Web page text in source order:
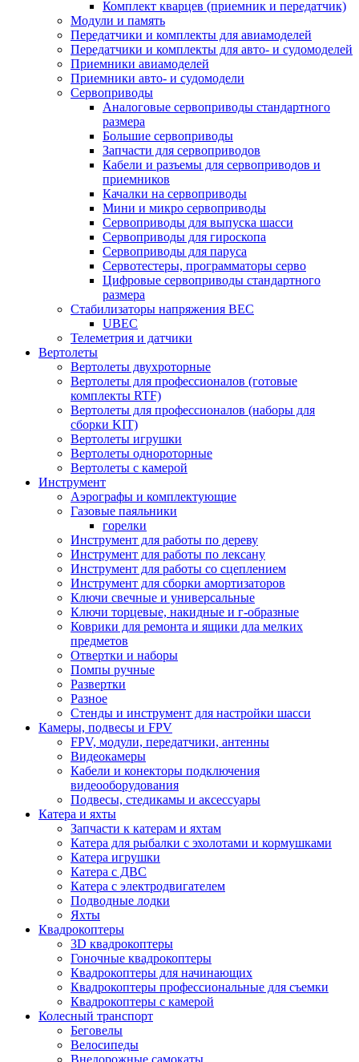
Комплект кварцев (приемник и передатчик)
Модули и память
Передатчики и комплекты для авиамоделей
Передатчики и комплекты для авто- и судомоделей
Приемники авиамоделей
Приемники авто- и судомодели
Сервоприводы
Аналоговые сервоприводы стандартного
размера
Большие сервоприводы
Запчасти для сервоприводов
Кабели и разъемы для сервоприводов и
приемников
Качалки на сервоприводы
Мини и микро сервоприводы
Сервоприводы для выпуска шасси
Сервоприводы для гироскопа
Сервоприводы для паруса
Сервотестеры, программаторы серво
Цифровые сервоприводы стандартного
размера
Стабилизаторы напряжения BEC
UBEC
Телеметрия и датчики
Вертолеты
Вертолеты двухроторные
Вертолеты для профессионалов (готовые
комплекты RTF)
Вертолеты для профессионалов (наборы для
сборки KIT)
Вертолеты игрушки
Вертолеты однороторные
Вертолеты с камерой
Инструмент
Аэрографы и комплектующие
Газовые паяльники
горелки
Инструмент для работы по дереву
Инструмент для работы по лексану
Инструмент для работы со сцеплением
Инструмент для сборки амортизаторов
Ключи свечные и универсальные
Ключи торцевые, накидные и г-образные
Коврики для ремонта и ящики дла мелких
предметов
Отвертки и наборы
Помпы ручные
Развертки
Разное
Стенды и инструмент для настройки шасси
Камеры, подвесы и FPV
FPV, модули, передатчики, антенны
Видеокамеры
Кабели и конекторы подключения
видеооборудования
Подвесы, стедикамы и аксессуары
Катера и яхты
Запчасти к катерам и яхтам
Катера для рыбалки с эхолотами и кормушками
Катера игрушки
Катера с ДВС
Катера с электродвигателем
Подводные лодки
Яхты
Квадрокоптеры
3D квадрокоптеры
Гоночные квадрокоптеры
Квадрокоптеры для начинающих
Квадрокоптеры профессиональные для съемки
Квадрокоптеры с камерой
Колесный транспорт
Беговелы
Велосипеды
Внедорожные самокаты